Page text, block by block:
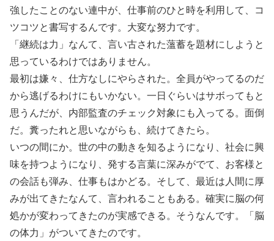
強したことのない連中が、仕事前のひと時を利用して、コ
ツコツと書写するんです。大変な努力です。
「継続は力」なんて、言い古された薀蓄を題材にしようと
思っているわけではありません。
最初は嫌々、仕方なしにやらされた。全員がやってるのだ
から逃げるわけにもいかない。一日ぐらいはサボってもと
思うんだが、内部監査のチェック対象にも入ってる。面倒
だ。糞ったれと思いながらも、続けてきたら。
いつの間にか。世の中の動きを知るようになり、社会に興
味を持つようになり、発する言葉に深みがでて、お客様と
の会話も弾み、仕事もはかどる。そして、最近は人間に厚
みが出てきたなんて、言われることもある。確実に脳の何
処かが変わってきたのが実感できる。そうなんです。「脳
の体力」がついてきたのです。